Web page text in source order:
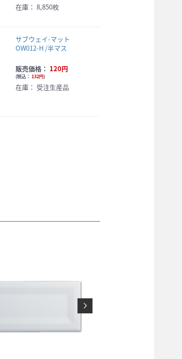
在庫： 8,850枚
サブウェイ-マット
OW012-H /半マス
販売価格： 120円
(税込： 132円)
在庫： 受注生産品